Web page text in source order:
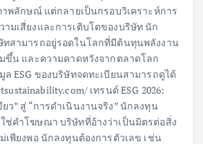
าพลักษณ์ แต่กลายเป็นกรอบวิเคราะห์การ
มเสี่ยงและการเติบโตของบริษัท นัก
ทสามารถอยู่รอดในโลกที่มีต้นทุนพลังงาน
ขึ้น และความคาดหวังจากตลาดโลก
ล ESG ของบริษัทจดทะเบียนสามารถดูได้
เทรนด์ ESG 2026:
ว” สู่ “การดำเนินงานจริง” นักลงทุน
ช่คำโฆษณา บริษัทที่อ้างว่าเป็นมิตรต่อสิ่ง
เพียงพอ นักลงทุนต้องการตัวเลข เช่น